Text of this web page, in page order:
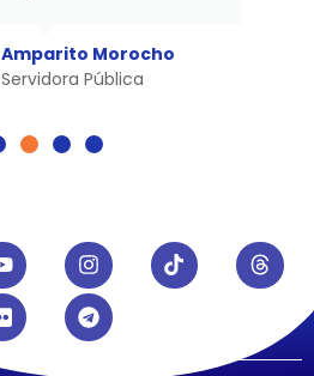
Amparito Morocho
Servidora Pública